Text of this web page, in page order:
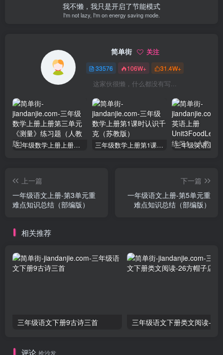
我不懒，我只是开启了节能模式
I'm not lazy, I'm on energy saving mode.
简单街 关注
33576 106W+ 31.4W+
这家伙很懒，什么都没有写...
三年级数学上册上册第三单元《测量》练习题（人教版） 三年级数学上册第1课时认识千克（苏教版）
上一篇
一年级语文上册-第3单元重
难点知识总结（部编版）
下一篇
一年级语文上册-第5单元重
难点知识总结（部编版）
相关推荐
三年级语文下册9古诗三首
评论 抢沙发